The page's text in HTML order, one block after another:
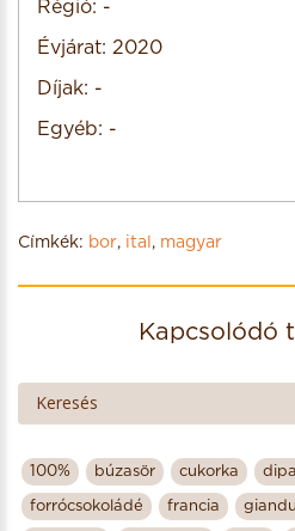
Régió: -
Évjárat: 2020
Díjak: -
Egyéb: -
Címkék: bor, ital , magyar
Kapcsolódó
100% búzasör cukorka dipa
forrócsokoládé francia